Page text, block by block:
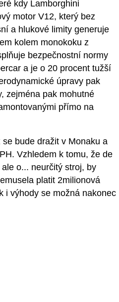
kdy Lamborghini
motor V12, který bez
a hlukové limity generuje
kolem monokoku z
bezpečnostní normy
a je o 20 procent tužší
úpravy pak
zejména pak mohutné
přímo na
bude dražit v Monaku a
Vzhledem k tomu, že de
o... neurčitý stroj, by
platit 2milionová
i výhody se možná nakonec